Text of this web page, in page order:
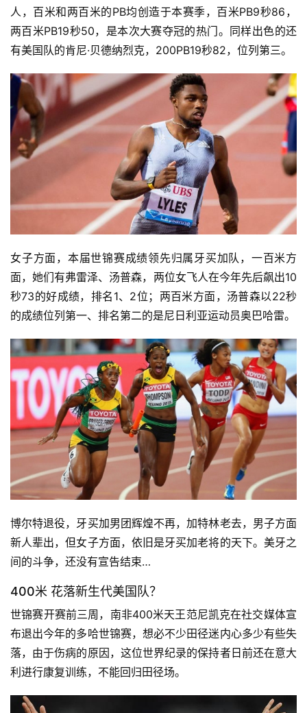
人，百米和两百米的PB均创造于本赛季，百米PB9秒86，
两百米PB19秒50，是本次大赛夺冠的热门。同样出色的还
有美国队的肯尼·贝德纳烈克，200PB19秒82，位列第三。
女子方面，本届世锦赛成绩领先归属牙买加队，一百米方
面，她们有弗雷泽、汤普森，两位女飞人在今年先后飙出10
秒73的好成绩，排名1、2位；两百米方面，汤普森以22秒
的成绩位列第一、排名第二的是尼日利亚运动员奥巴哈雷。
博尔特退役，牙买加男团辉煌不再，加特林老去，男子方面
新人辈出，但女子方面，依旧是牙买加老将的天下。美牙之
间的斗争，还没有宣告结束…
400米 花落新生代美国队？
世锦赛开赛前三周，南非400米天王范尼凯克在社交媒体宣
布退出今年的多哈世锦赛，想必不少田径迷内心多少有些失
落，由于伤病的原因，这位世界纪录的保持者日前还在意大
利进行康复训练，不能回归田径场。